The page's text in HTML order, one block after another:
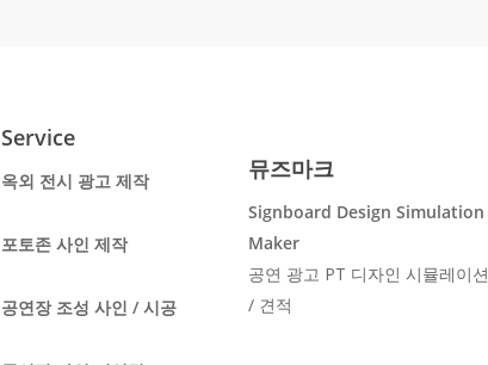
Service
옥외 전시 광고 제작
포토존 사인 제작
공연장 조성 사인 / 시공
뮤즈마크
Signboard Design Simulation
Maker
공연 광고 PT 디자인 시뮬레이션
/ 견적